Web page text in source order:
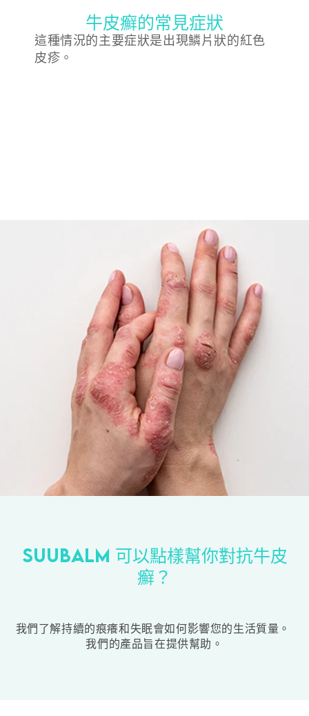
牛皮癬的常見症狀
這種情況的主要症狀是出現鱗片狀的紅色
皮疹。
Suubalm 可以點樣幫你對抗牛皮
癬？
我們了解持續的痕癢和失眠會如何影響您的生活質量。
我們的產品旨在提供幫助。